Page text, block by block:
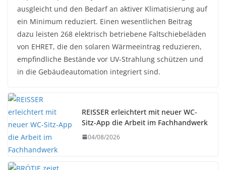
ausgleicht und den Bedarf an aktiver Klimatisierung auf
ein Minimum reduziert. Einen wesentlichen Beitrag
dazu leisten 268 elektrisch betriebene Faltschiebeläden
von EHRET, die den solaren Wärmeeintrag reduzieren,
empfindliche Bestände vor UV-Strahlung schützen und
in die Gebäudeautomation integriert sind.
REISSER erleichtert mit neuer WC-
Sitz-App die Arbeit im Fachhandwerk
04/08/2026